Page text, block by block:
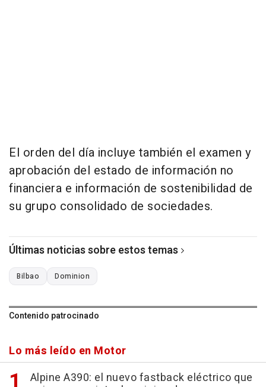
El orden del día incluye también el examen y
aprobación del estado de información no
financiera e información de sostenibilidad de
su grupo consolidado de sociedades.
Últimas noticias sobre estos temas
Bilbao Dominion
Contenido patrocinado
Lo más leído en Motor
Alpine A390: el nuevo fastback eléctrico que